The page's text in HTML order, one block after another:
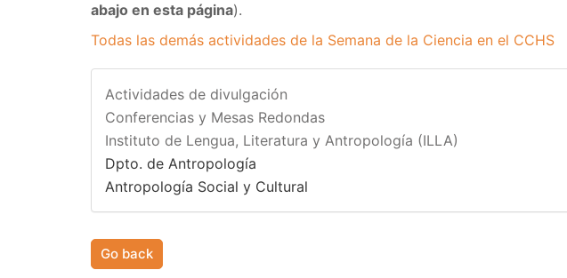
abajo en esta página​)​​.
Todas las demás actividades de la Semana de la Ciencia en el CCHS
Actividades de divulgación
Conferencias y Mesas Redondas
Instituto de Lengua, Literatura y Antropología (ILLA)
Dpto. de Antropología
Antropología Social y Cultural
Go back